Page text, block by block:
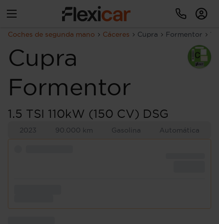
Coches de segunda mano Cáceres Cupra Formentor
Cupra
Formentor
1.5 TSI 110kW (150 CV) DSG
2023 90.000 km Gasolina Automática